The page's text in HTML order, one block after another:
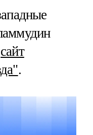
сайт
.